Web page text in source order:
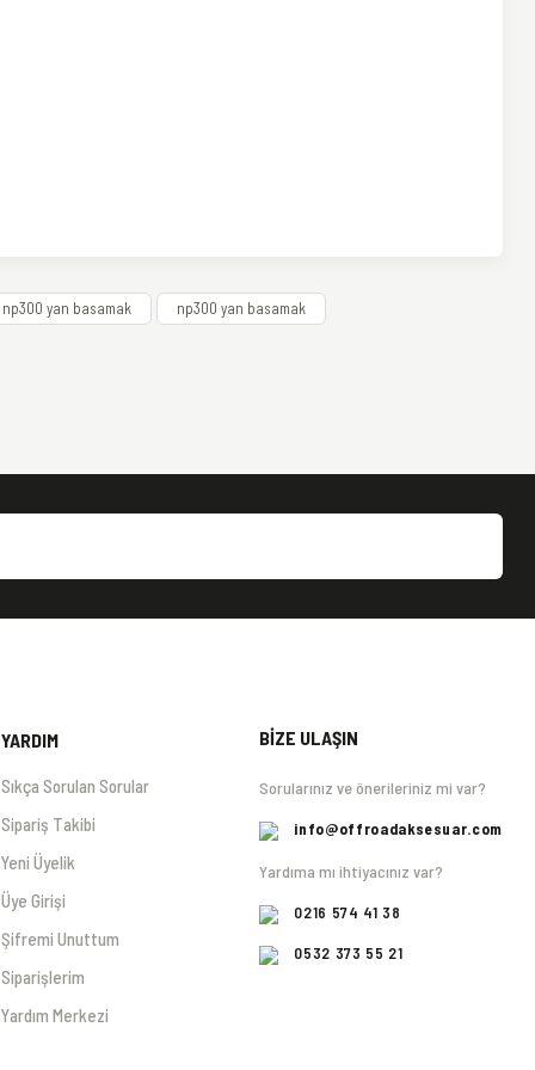
yan basamak
np300 yan basamak
YARDIM
Sıkça Sorulan Sorular
Sipariş Takibi
Yeni Üyelik
Üye Girişi
Şifremi Unuttum
Siparişlerim
Yardım Merkezi
BİZE ULAŞIN
Sorularınız ve önerileriniz mi var?
info@offroadaksesuar.com
Yardıma mı ihtiyacınız var?
0216 574 41 38
0532 373 55 21